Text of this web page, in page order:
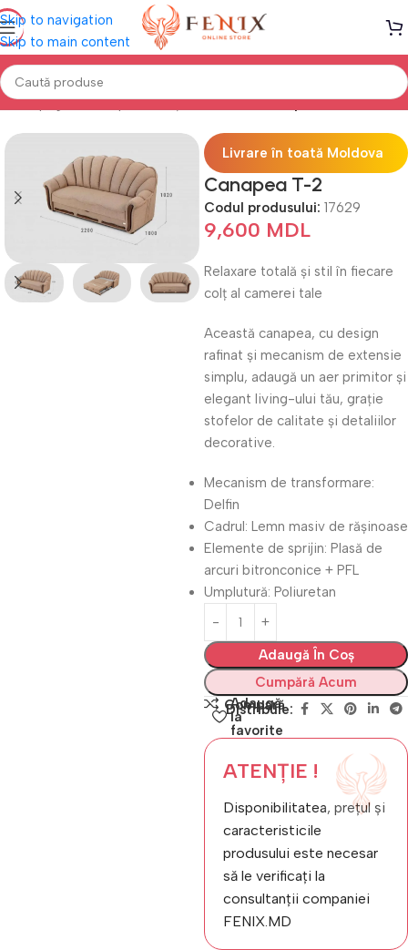
Skip to navigation
Skip to main content
Prima pagină Canapele, Colțare & Fotolii Canapele Extensibile
Livrare în toată Moldova
Canapea T-2
Codul produsului: 17629
9,600 MDL
Relaxare totală și stil în fiecare
colț al camerei tale
Această canapea, cu design
rafinat și mecanism de extensie
simplu, adaugă un aer primitor și
elegant living-ului tău, grație
stofelor de calitate și detaliilor
decorative.
Mecanism de transformare:
Delfin
Cadrul: Lemn masiv de rășinoase
Elemente de sprijin: Plasă de
arcuri bitronconice + PFL
Umplutură: Poliuretan
Adaugă În Coș
Cumpără Acum
Compară
Adaugă
la
favorite
Distribuie:
ATENȚIE !
Disponibilitatea, prețul și
caracteristicile
produsului este necesar
să le verificați la
consultanții companiei
FENIX.MD